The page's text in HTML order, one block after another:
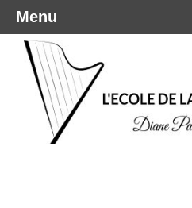
Menu